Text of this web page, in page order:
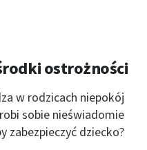
ostrożności
w rodzicach niepokój
sobie nieświadomie
zabezpieczyć dziecko?